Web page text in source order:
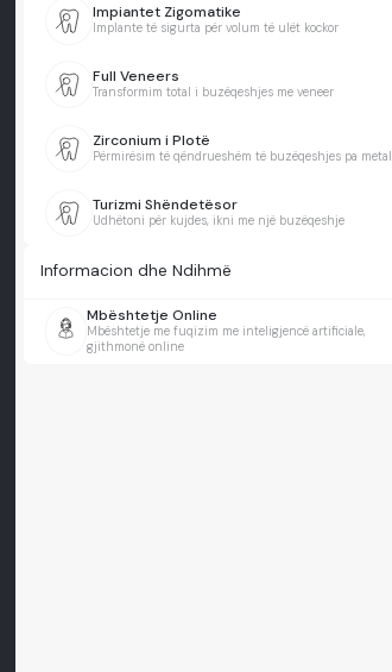
Impiantet Zigomatike
Implante të sigurta për volum të ulët kockor
Full Veneers
Transformim total i buzëqeshjes me veneer
Zirconium i Plotë
Përmirësim të qëndrueshëm të buzëqeshjes pa metal
Turizmi Shëndetësor
Udhëtoni për kujdes, ikni me një buzëqeshje
Informacion dhe Ndihmë
Mbështetje Online
Mbështetje me fuqizim me inteligjencë artificiale,
gjithmonë online